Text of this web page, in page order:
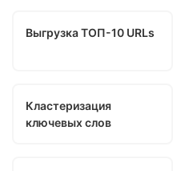
Выгрузка ТОП-10 URLs
Кластеризация
ключевых слов